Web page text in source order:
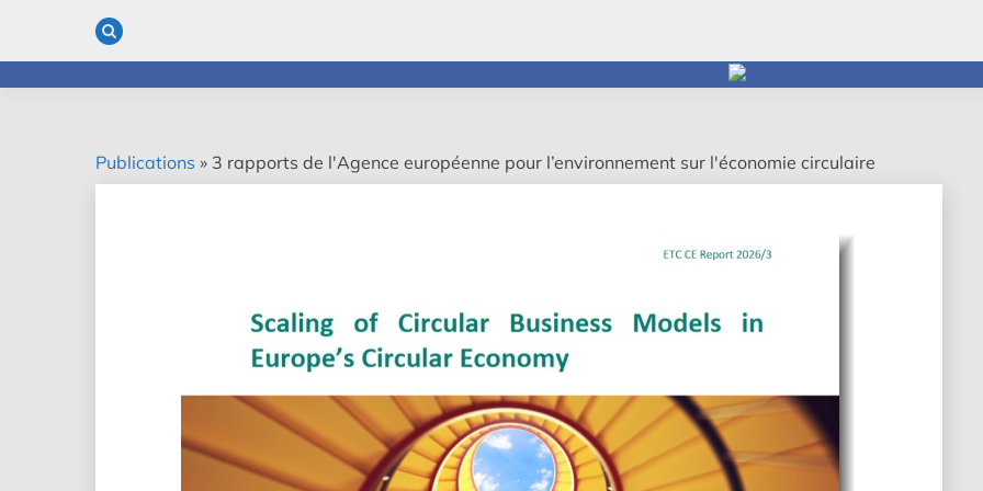
content
Publications » 3 rapports de l'Agence européenne pour l’environnement sur l'économie circulaire